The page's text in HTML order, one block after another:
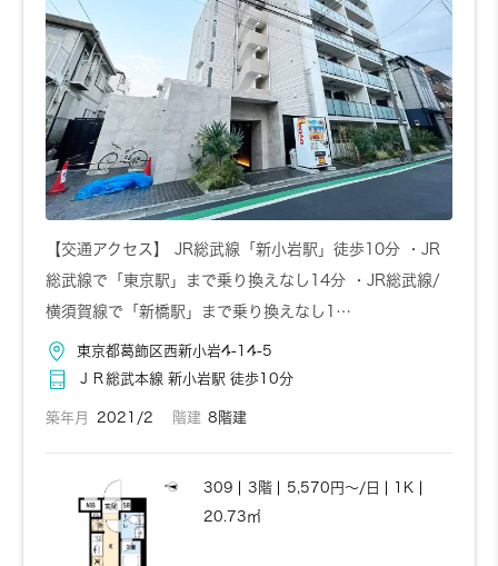
【交通アクセス】 JR総武線「新小岩駅」徒歩10分 ・JR
総武線で「東京駅」まで乗り換えなし14分 ・JR総武線/
横須賀線で「新橋駅」まで乗り換えなし1…
東京都葛飾区西新小岩4-14-5
ＪＲ総武本線 新小岩駅 徒歩10分
築年月 2021/2 階建 8階建
309 3階 5,570円～/日
1K
20.73㎡